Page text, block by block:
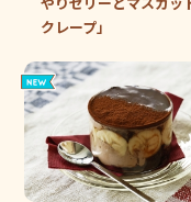
クレープ」